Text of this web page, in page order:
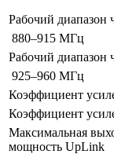
Рабочий диапазон
880–915 МГц
Рабочий диапазон
925–960 МГц
Коэффициент
Коэффициент
Максимальная
мощность UpLink